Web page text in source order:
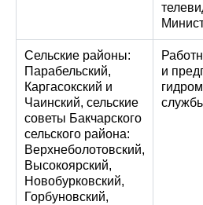
Сельские районы:
Парабельский,
Каргасокский и
Чаинский, сельские
советы Бакчарского
сельского района:
Верхнеболотовский,
Высокоярский,
Новобурковский,
Горбуновский,
и